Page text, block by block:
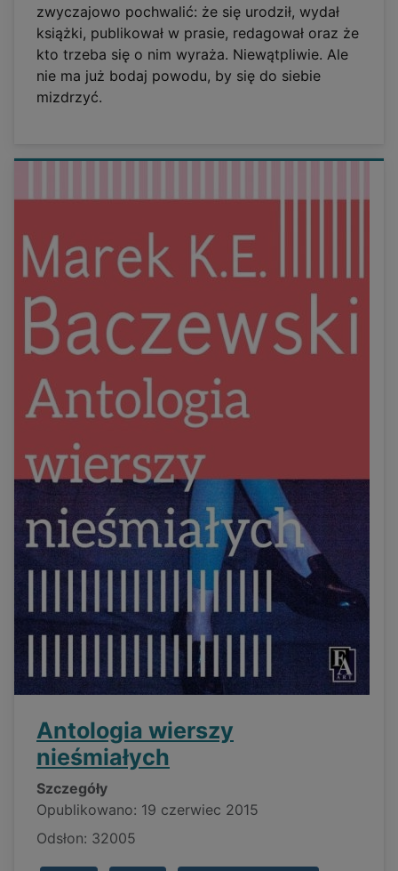
zwyczajowo pochwalić: że się urodził, wydał
książki, publikował w prasie, redagował oraz że
kto trzeba się o nim wyraża. Niewątpliwie. Ale
nie ma już bodaj powodu, by się do siebie
mizdrzyć.
Antologia wierszy
nieśmiałych
Szczegóły
Opublikowano: 19 czerwiec 2015
Odsłon: 32005